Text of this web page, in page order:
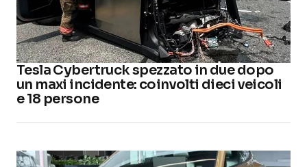
Tesla Cybertruck spezzato in due dopo
un maxi incidente: coinvolti dieci veicoli
e 18 persone